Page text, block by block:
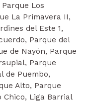
Los
La Primavera II,
del Este 1,
Parque del
de Nayón, Parque
Parque
de Puembo,
Alto, Parque
Chico, Liga Barrial